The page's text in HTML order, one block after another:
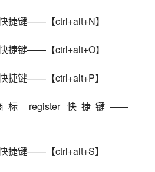
捷键——【ctrl+alt+N】
捷键——【ctrl+alt+O】
捷键——【ctrl+alt+P】
标 register 快捷键——
捷键——【ctrl+alt+S】